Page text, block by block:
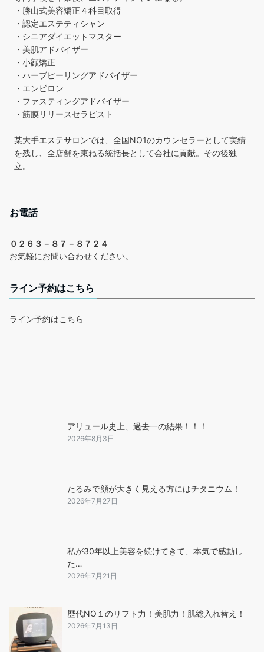
・勝山式美容矯正４科目取得
・認定エステティシャン
・シニアダイエットマスター
・美肌アドバイザー
・小顔矯正
・ハーブピーリングアドバイザー
・エンビロン
・ファスティングアドバイザー
・筋膜リリースセラピスト
某大手エステサロンでは、全国NO1のカウンセラーとして実績
を残し、全店舗を束ねる統括長として会社に貢献。その後独
立。
お電話
０２６３－８７－８７２４
お気軽にお問い合わせください。
ライン予約はこちら
ライン予約はこちら
アリュール史上、過去一の結果！！！
2026年8月3日
たるみで顔が大きく見える方にはチタニウム！
2026年7月27日
私が30年以上美容を続けてきて、本気で感動し
た…
2026年7月21日
歴代NO１のリフト力！美肌力！肌総入れ替え！
2026年7月13日